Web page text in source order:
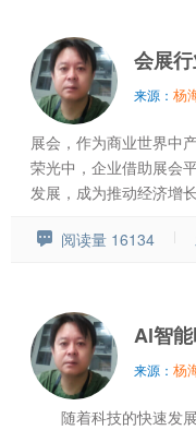
会展
来源： 杨
展会，作为商业世界中
荣光中，企业借助展会
发展，成为推动经济增
阅读量 16134
Al智
来源： 杨
随着科技的快速发展